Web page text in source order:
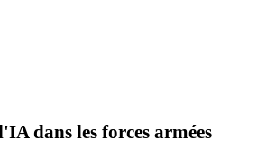
dans les forces armées